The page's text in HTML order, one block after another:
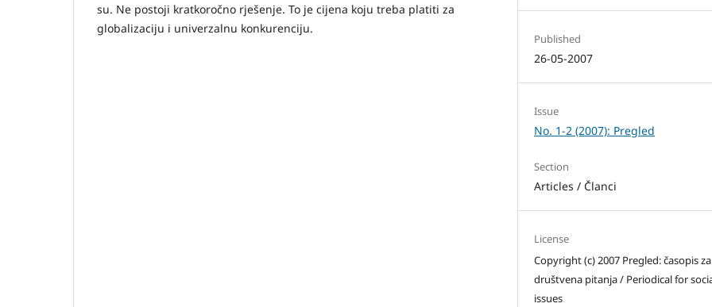
su. Ne postoji kratkoročno rješenje. To je cijena koju treba platiti za
globalizaciju i univerzalnu konkurenciju.
Published
26-05-2007
Issue
No. 1-2 (2007): Pregled
Section
Articles / Članci
License
Copyright (c) 2007 Pregled: časopis za
društvena pitanja / Periodical for
issues